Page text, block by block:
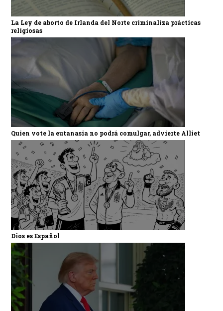
La Ley de aborto de Irlanda del Norte criminaliza prácticas
religiosas
Quien vote la eutanasia no podrá comulgar, advierte Alliet
Dios es Español